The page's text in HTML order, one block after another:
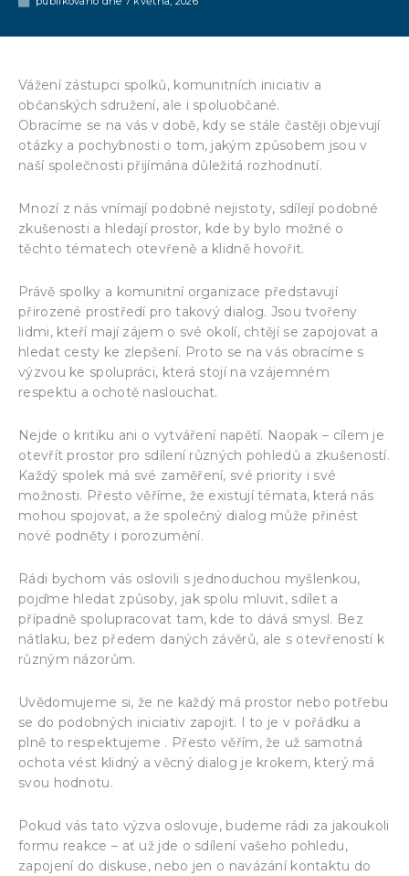
Vážení zástupci spolků, komunitních iniciativ a
občanských sdružení, ale i spoluobčané.
Obracíme se na vás v době, kdy se stále častěji objevují
otázky a pochybnosti o tom, jakým způsobem jsou v
naší společnosti přijímána důležitá rozhodnutí.
Mnozí z nás vnímají podobné nejistoty, sdílejí podobné
zkušenosti a hledají prostor, kde by bylo možné o
těchto tématech otevřeně a klidně hovořit.
Právě spolky a komunitní organizace představují
přirozené prostředí pro takový dialog. Jsou tvořeny
lidmi, kteří mají zájem o své okolí, chtějí se zapojovat a
hledat cesty ke zlepšení. Proto se na vás obracíme s
výzvou ke spolupráci, která stojí na vzájemném
respektu a ochotě naslouchat.
Nejde o kritiku ani o vytváření napětí. Naopak – cílem je
otevřít prostor pro sdílení různých pohledů a zkušeností.
Každý spolek má své zaměření, své priority i své
možnosti. Přesto věříme, že existují témata, která nás
mohou spojovat, a že společný dialog může přinést
nové podněty i porozumění.
Rádi bychom vás oslovili s jednoduchou myšlenkou,
pojďme hledat způsoby, jak spolu mluvit, sdílet a
případně spolupracovat tam, kde to dává smysl. Bez
nátlaku, bez předem daných závěrů, ale s otevřeností k
různým názorům.
Uvědomujeme si, že ne každý má prostor nebo potřebu
se do podobných iniciativ zapojit. I to je v pořádku a
plně to respektujeme . Přesto věřím, že už samotná
ochota vést klidný a věcný dialog je krokem, který má
svou hodnotu.
Pokud vás tato výzva oslovuje, budeme rádi za jakoukoli
formu reakce – ať už jde o sdílení vašeho pohledu,
zapojení do diskuse, nebo jen o navázání kontaktu do